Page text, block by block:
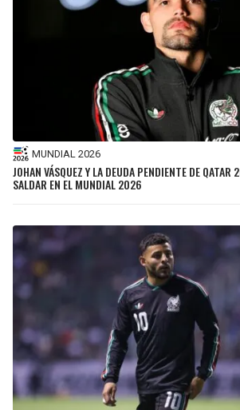
MUNDIAL 2026
JOHAN VÁSQUEZ Y LA DEUDA PENDIENTE DE QATAR
SALDAR EN EL MUNDIAL 2026